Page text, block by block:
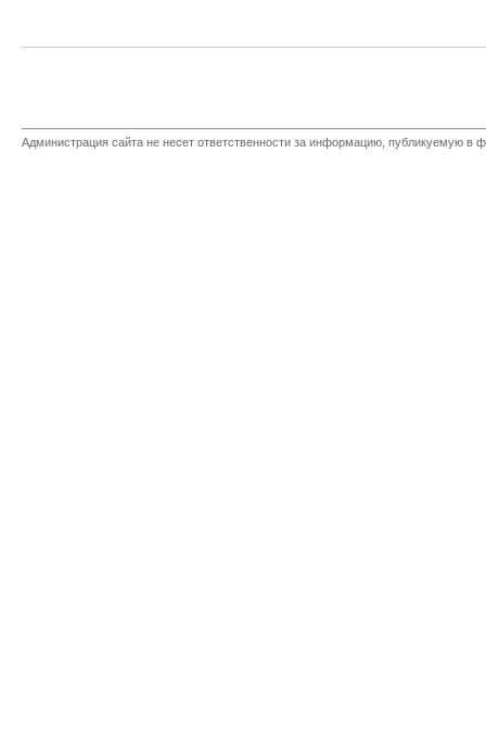
Администрация сайта не несет ответственности за информацию, публикуемую